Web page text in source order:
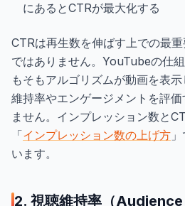
にあるとCTRが最大化する
CTRは再生数を伸ばす上での最
ではありません。YouTubeの仕
もそもアルゴリズムが動画を表
維持率やエンゲージメントを評
ません。インプレッション数と
「インプレッション数の上げ方
います。
2. 視聴維持率（Audience